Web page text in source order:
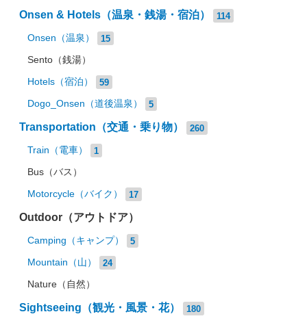
Onsen & Hotels（温泉・銭湯・宿泊） 114
Onsen（温泉） 15
Sento（銭湯）
Hotels（宿泊） 59
Dogo_Onsen（道後温泉） 5
Transportation（交通・乗り物） 260
Train（電車） 1
Bus（バス）
Motorcycle（バイク） 17
Outdoor（アウトドア）
Camping（キャンプ） 5
Mountain（山） 24
Nature（自然）
Sightseeing（観光・風景・花） 180